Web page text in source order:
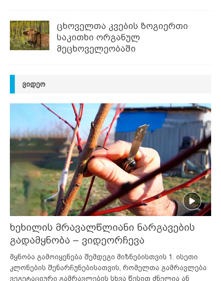
ცხოველთა კვების ზოგიერთი
საკითხი ორგანულ
მეცხოველეობაში
ᲕᲘᲓᲔᲝ
ხეხილის მრავალწლიანი ნარგავების
გადამყნობა – ვიდეორჩევა
მყნობა გამოიყენება შემდეგი მიზნებისთვის 1. ისეთი
კლონების შენარჩუნებისათვის, რომელთა გამრავლება
ვეგეტაციური გამრავლების სხვა წესით ძნელია ან